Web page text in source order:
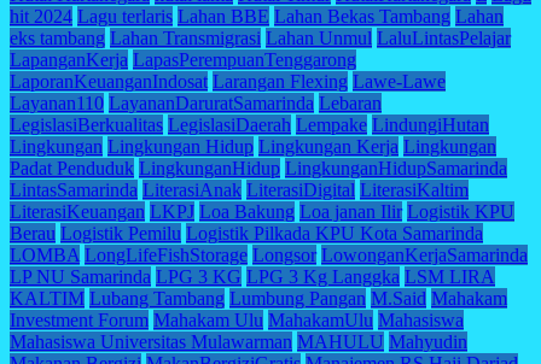
hit 2024 Lagu terlaris Lahan BBE Lahan Bekas Tambang Lahan
eks tambang Lahan Transmigrasi Lahan Unmul LaluLintasPelajar
LapanganKerja LapasPerempuanTenggarong
LaporanKeuanganIndosat Larangan Flexing Lawe-Lawe
Layanan110 LayananDaruratSamarinda Lebaran
LegislasiBerkualitas LegislasiDaerah Lempake LindungiHutan
Lingkungan Lingkungan Hidup Lingkungan Kerja Lingkungan
Padat Penduduk LingkunganHidup LingkunganHidupSamarinda
LintasSamarinda LiterasiAnak LiterasiDigital LiterasiKaltim
LiterasiKeuangan LKPJ Loa Bakung Loa janan Ilir Logistik KPU
Berau Logistik Pemilu Logistik Pilkada KPU Kota Samarinda
LOMBA LongLifeFishStorage Longsor LowonganKerjaSamarinda
LP NU Samarinda LPG 3 KG LPG 3 Kg Langgka LSM LIRA
KALTIM Lubang Tambang Lumbung Pangan M.Said Mahakam
Investment Forum Mahakam Ulu MahakamUlu Mahasiswa
Mahasiswa Universitas Mulawarman MAHULU Mahyudin